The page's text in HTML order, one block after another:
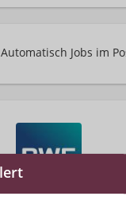
Automatisch Jobs im